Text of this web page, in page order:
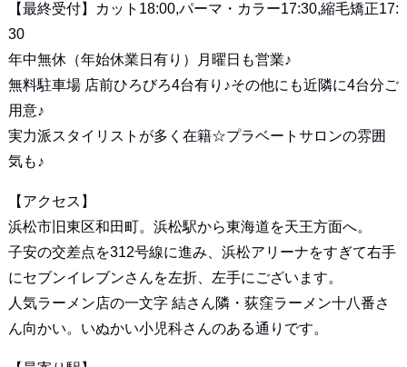
【最終受付】カット18:00,パーマ・カラー17:30,縮毛矯正17:
30
年中無休（年始休業日有り）月曜日も営業♪
無料駐車場 店前ひろびろ4台有り♪その他にも近隣に4台分ご
用意♪
実力派スタイリストが多く在籍☆プラベートサロンの雰囲
気も♪
【アクセス】
浜松市旧東区和田町。浜松駅から東海道を天王方面へ。
子安の交差点を312号線に進み、浜松アリーナをすぎて右手
にセブンイレブンさんを左折、左手にございます。
人気ラーメン店の一文字 結さん隣・荻窪ラーメン十八番さ
ん向かい。いぬかい小児科さんのある通りです。